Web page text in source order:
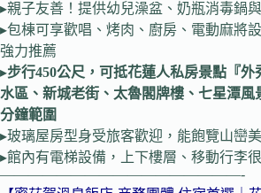
▸親子友善！提供幼兒澡盆、奶瓶消毒鍋
▸包棟可享歡唱、烤肉、廚房、電動麻將
強力推薦
▸步行450公尺，可抵花蓮人私房景點『外
水區、新城老街、太魯閣牌樓、七星潭風
分鐘範圍
▸玻璃屋房型身受旅客歡迎，能飽覽山巒
▸館內有電梯設備，上下樓層、移動行李
—————————————————-